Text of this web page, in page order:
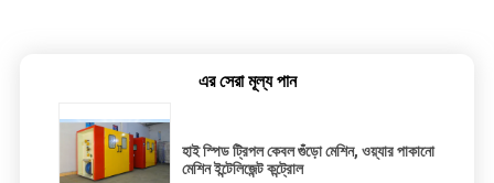
এর সেরা মূল্য পান
হাই স্পিড ট্রিপল কেবল গুঁড়ো মেশিন, ওয়্যার পাকানো
মেশিন ইন্টেলিজেন্ট কন্ট্রোল